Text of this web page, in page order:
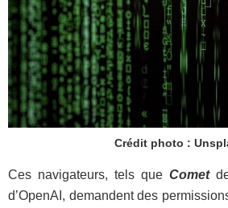
Crédit photo :
Ces navigateurs, tels que Comet
d’OpenAI, demandent des